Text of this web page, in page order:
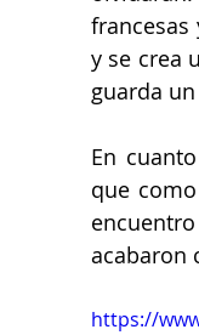
francesas
y se crea
guarda
En
que
acabaron
https://